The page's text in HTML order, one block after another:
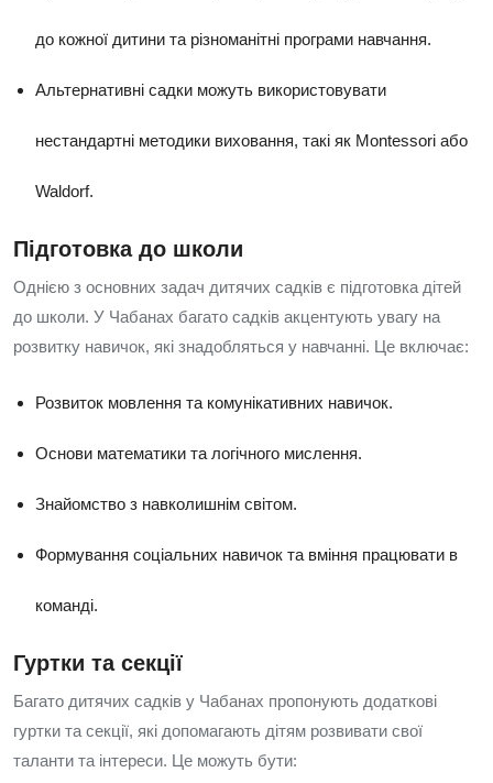
до кожної дитини та різноманітні програми навчання.
Альтернативні садки можуть використовувати
нестандартні методики виховання, такі як Montessori або
Waldorf.
Підготовка до школи
Однією з основних задач дитячих садків є підготовка дітей
до школи. У Чабанах багато садків акцентують увагу на
розвитку навичок, які знадобляться у навчанні. Це включає:
Розвиток мовлення та комунікативних навичок.
Основи математики та логічного мислення.
Знайомство з навколишнім світом.
Формування соціальних навичок та вміння працювати в
команді.
Гуртки та секції
Багато дитячих садків у Чабанах пропонують додаткові
гуртки та секції, які допомагають дітям розвивати свої
таланти та інтереси. Це можуть бути: